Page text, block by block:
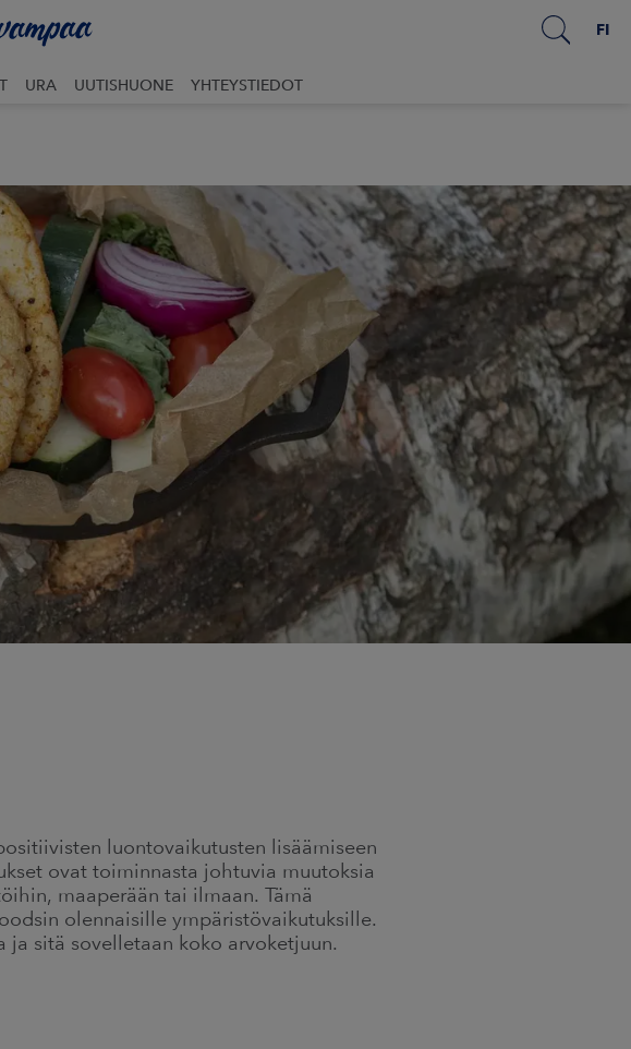
FI
URA UUTISHUONE YHTEYSTIEDOT
luontovaikutusten lisäämiseen
ovat toiminnasta johtuvia muutoksia
maaperään tai ilmaan. Tämä
olennaisille ympäristövaikutuksille.
sitä sovelletaan koko arvoketjuun.